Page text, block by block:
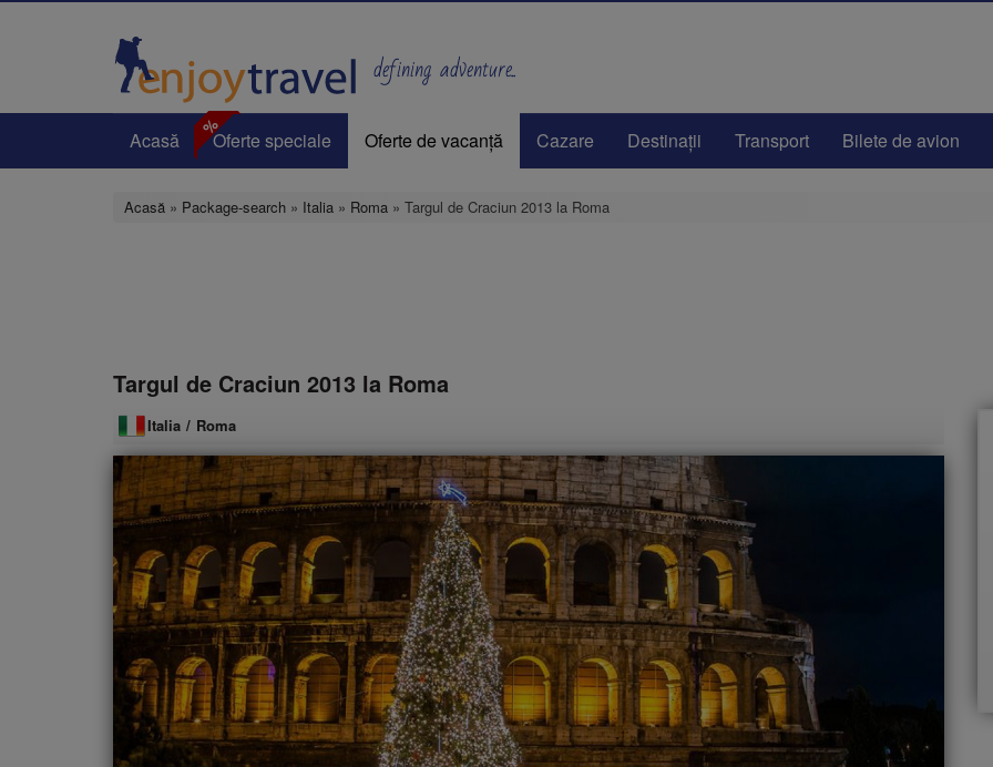
defining adventure..
Acasă
%
Oferte speciale Oferte de vacanță Cazare Destinaţii Transport Bilete de avion
Acasă » Package-search » Italia » Roma » Targul de Craciun 2013 la Roma
Targul de Craciun 2013 la Roma
Italia / Roma